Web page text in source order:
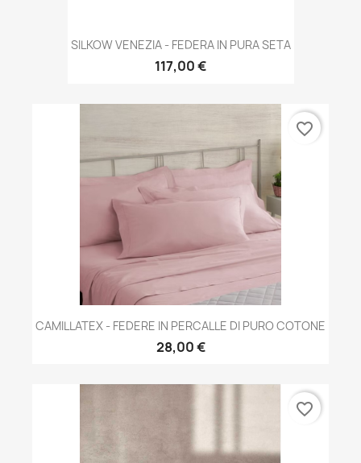
SILKOW VENEZIA - FEDERA IN PURA SETA
117,00 €
CAMILLATEX - FEDERE IN PERCALLE DI PURO COTONE
28,00 €
favorite_border
favorite_border